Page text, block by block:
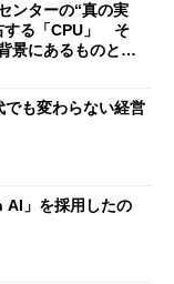
ンターの“真の実
する「CPU」 そ
景にあるものと
でも変わらない経営
AI」を採用したの